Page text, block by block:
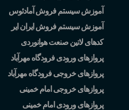
آموزش سیستم فروش آمادئوس
آموزش سیستم فروش ایران ایر
کدهای لاتین صنعت هوانوردی
پروازهای ورودی فرودگاه مهرآباد
پروازهای خروجی فرودگاه مهرآباد
پروازهای خروجی امام خمینی
پروازهای ورودی امام خمینی